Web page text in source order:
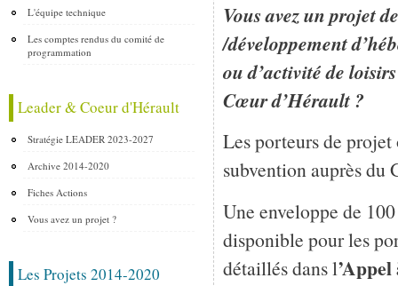
L'équipe technique
Les comptes rendus du comité de
programmation
Leader & Coeur d'Hérault
Stratégie LEADER 2023-2027
Archive 2014-2020
Fiches Actions
Vous avez un projet ?
Les Projets 2014-2020
Vous avez un projet
/développement
ou d’activité de
Cœur d’Hérault ?
Les porteurs de
subvention auprès
Une enveloppe de
disponible pour les
détaillés dans l